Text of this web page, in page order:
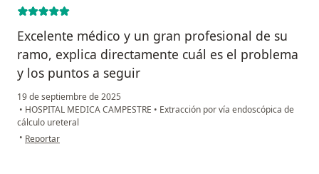
Excelente médico y un gran profesional de su
ramo, explica directamente cuál es el problema
y los puntos a seguir
19 de septiembre de 2025
• HOSPITAL MEDICA CAMPESTRE • Extracción por vía endoscópica de
cálculo ureteral
• en opinión del usuario Daniela R
Reportar